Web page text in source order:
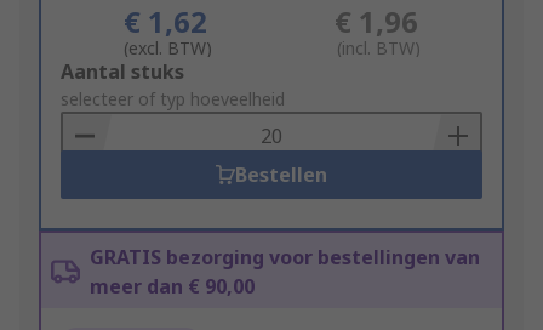
€ 1,62
(excl. BTW)
€ 1,96
(incl. BTW)
Add
to
Basket
Aantal stuks
selecteer of typ hoeveelheid
Bestellen
GRATIS bezorging voor bestellingen van
meer dan € 90,00